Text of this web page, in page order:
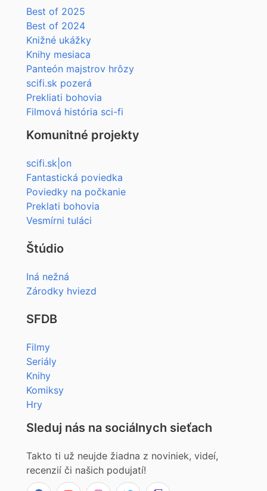
Best of 2025
Best of 2024
Knižné ukážky
Knihy mesiaca
Panteón majstrov hrôzy
scifi.sk pozerá
Prekliati bohovia
Filmová história sci-fi
Komunitné projekty
scifi.sk|on
Fantastická poviedka
Poviedky na počkanie
Preklati bohovia
Vesmírni tuláci
Štúdio
Iná nežná
Zárodky hviezd
SFDB
Filmy
Seriály
Knihy
Komiksy
Hry
Sleduj nás na sociálnych sieťach
Takto ti už neujde žiadna z noviniek, videí,
recenzií či našich podujatí!